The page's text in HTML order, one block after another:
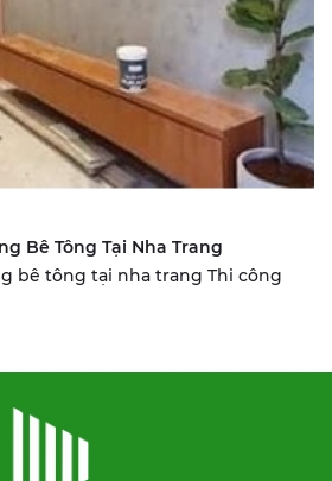
Bê Tông Tại Nha Trang
bê tông tại nha trang Thi công